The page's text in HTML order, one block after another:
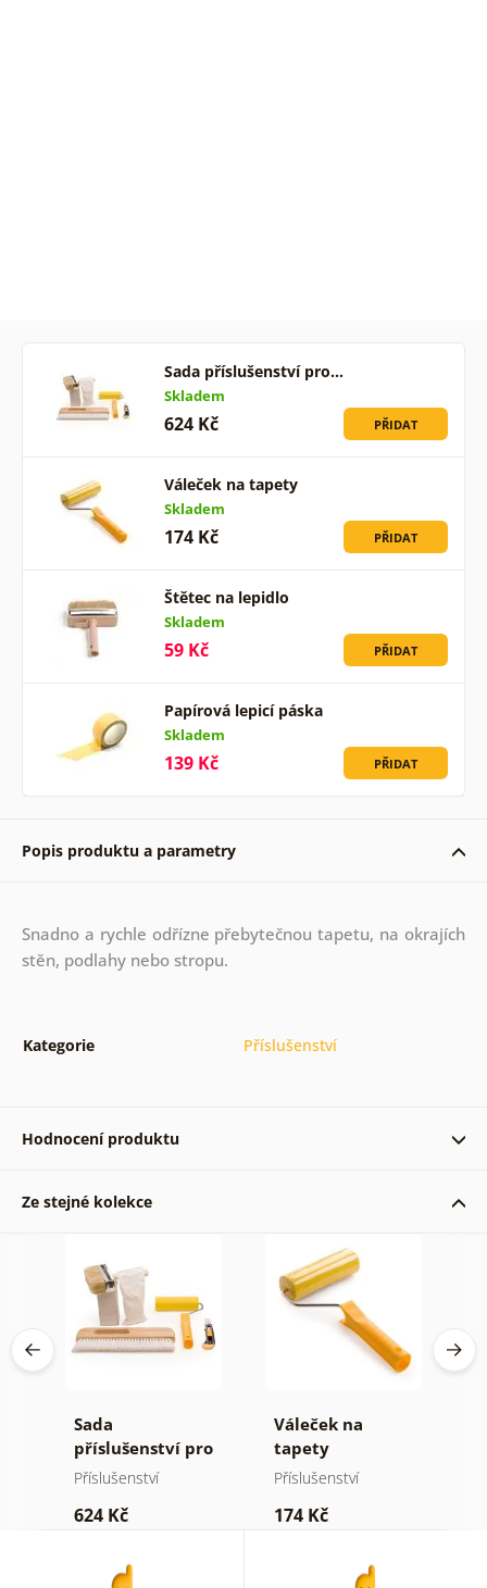
Sada příslušenství pro…
Skladem
624 Kč PŘIDAT
Váleček na tapety
Skladem
174 Kč PŘIDAT
Štětec na lepidlo
Skladem
59 Kč PŘIDAT
Papírová lepicí páska
Skladem
139 Kč PŘIDAT
Popis produktu a parametry
Snadno a rychle odřízne přebytečnou tapetu, na okrajích
stěn, podlahy nebo stropu.
Kategorie Příslušenství
Hodnocení produktu
Ověřený zákazník 14. 10. 2022
Ze stejné kolekce
Sada
příslušenství pro
fototapety
Příslušenství
624 Kč
Váleček na
tapety
Příslušenství
174 Kč